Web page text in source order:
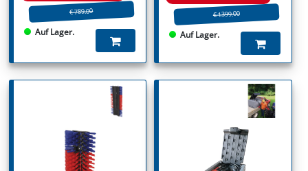
€ 789.00
Auf Lager.
€ 1399.00
Auf Lager.